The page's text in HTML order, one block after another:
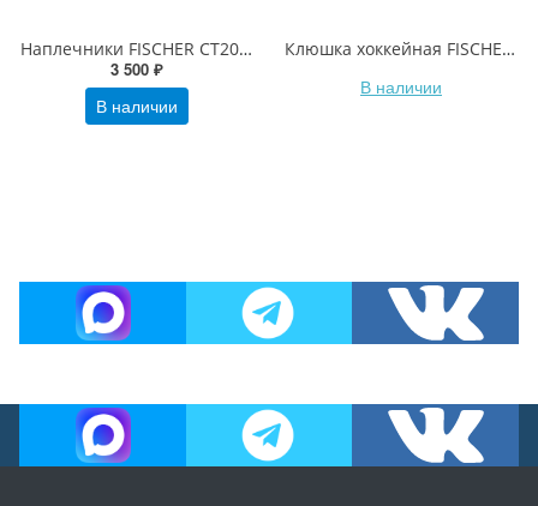
Наплечники FISCHER CT200 SR
3 500 ₽
В наличии
Клюшка хоккейная FISCHER FX 2 sr
В наличии